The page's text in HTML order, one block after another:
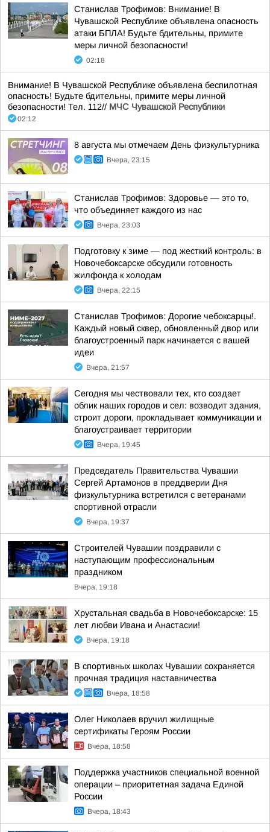
Станислав Трофимов: Внимание! В
Чувашской Республике объявлена опасность
атаки БПЛА! Будьте бдительны, примите
меры личной безопасности!
02:18
Внимание! В Чувашской Республике объявлена беспилотная
опасность! Будьте бдительны, примите меры личной
безопасности! Тел. 112// МЧС Чувашской Республики
02:12
8 августа мы отмечаем День физкультурника
Вчера, 23:15
Станислав Трофимов: Здоровье — это то,
что объединяет каждого из нас
Вчера, 23:03
Подготовку к зиме — под жесткий контроль: в
Новочебоксарске обсудили готовность
жилфонда к холодам
Вчера, 22:15
Станислав Трофимов: Дорогие чебоксарцы!.
Каждый новый сквер, обновленный двор или
благоустроенный парк начинается с вашей
идеи
Вчера, 21:57
Сегодня мы чествовали тех, кто создает
облик наших городов и сел: возводит здания,
строит дороги, прокладывает коммуникации и
благоустраивает территории
Вчера, 19:45
Председатель Правительства Чувашии
Сергей Артамонов в преддверии Дня
физкультурника встретился с ветеранами
спортивной отрасли
Вчера, 19:37
Строителей Чувашии поздравили с
наступающим профессиональным
праздником
Вчера, 19:18
Хрустальная свадьба в Новочебоксарске: 15
лет любви Ивана и Анастасии!
Вчера, 19:18
В спортивных школах Чувашии сохраняется
прочная традиция наставничества
Вчера, 18:58
Олег Николаев вручил жилищные
сертификаты Героям России
Вчера, 18:58
Поддержка участников специальной военной
операции – приоритетная задача Единой
России
Вчера, 18:43